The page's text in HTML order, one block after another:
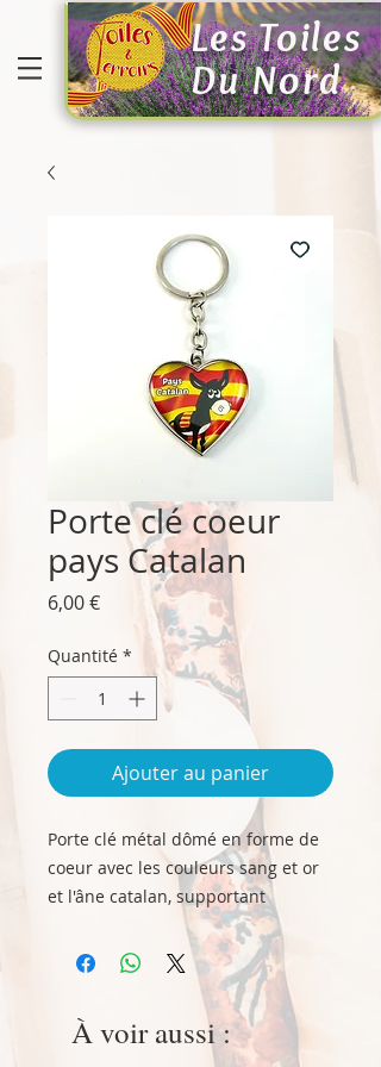
Les Toiles
Du Nord
Porte clé coeur
pays Catalan
6,00 €Prix
Quantité *
Ajouter au panier
Porte clé métal dômé en forme de
coeur avec les couleurs sang et or
et l'âne catalan, supportant
fièrement la mention "Pays
Catalan".
Taille 4 cm x 4 cm env. hors chaîne
À voir aussi :